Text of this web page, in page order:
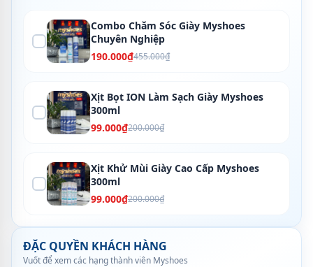
Combo Chăm Sóc Giày Myshoes
Chuyên Nghiệp
190.000₫455.000₫
Xịt Bọt ION Làm Sạch Giày Myshoes
300ml
99.000₫200.000₫
Xịt Khử Mùi Giày Cao Cấp Myshoes
300ml
99.000₫200.000₫
ĐẶC QUYỀN KHÁCH HÀNG
Vuốt để xem các hạng thành viên Myshoes